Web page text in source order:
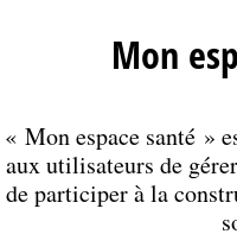
Mon
« Mon espace santé »
aux utilisateurs de
de participer à la